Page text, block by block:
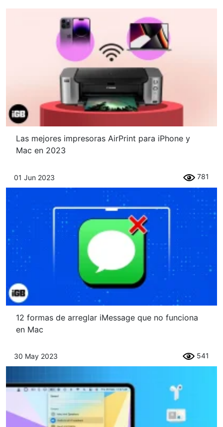
Las mejores impresoras AirPrint para iPhone y
Mac en 2023
01 Jun 2023 781
12 formas de arreglar iMessage que no funciona
en Mac
30 May 2023 541